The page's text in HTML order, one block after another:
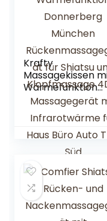
Krafty
Massagekissen
Wärmefunktion
Donnerberg
München
rät für Shiatsu
Klopfmassage 4D
mit
für Haus Büro Auto
TÜV Süd